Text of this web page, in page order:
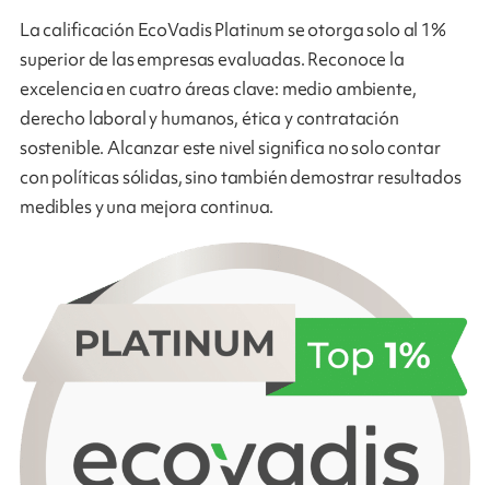
La calificación EcoVadis Platinum se otorga solo al 1%
superior de las empresas evaluadas. Reconoce la
excelencia en cuatro áreas clave: medio ambiente,
derecho laboral y humanos, ética y contratación
sostenible. Alcanzar este nivel significa no solo contar
con políticas sólidas, sino también demostrar resultados
medibles y una mejora continua.